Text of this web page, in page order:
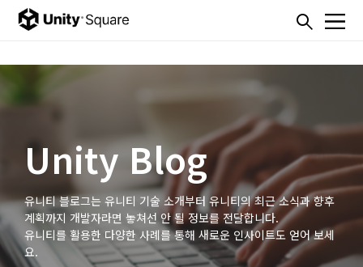
Unity Blog
유니티 블로그는 유니티 기술 소개부터 유니티의 최근 소식과 향후
계획까지 개발자라면 놓쳐선 안 될 정보를 전달합니다.
유니티를 활용한 다양한 사례를 통해 새로운 인사이트도 얻어 보세
요.